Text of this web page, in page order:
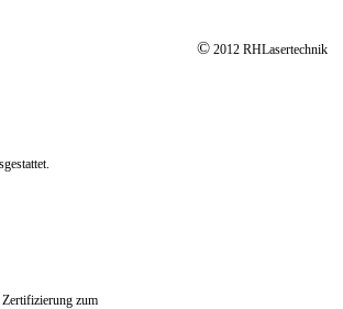
zum
©2012 RHLasertechnik